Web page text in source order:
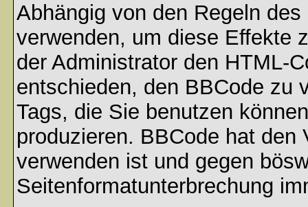
Abhängig von den Regeln
verwenden, um diese Effekte
der Administrator den HTML-
entschieden, den BBCode zu
Tags, die Sie benutzen
produzieren. BBCode hat
verwenden ist und gegen
Seitenformatunterbrechung